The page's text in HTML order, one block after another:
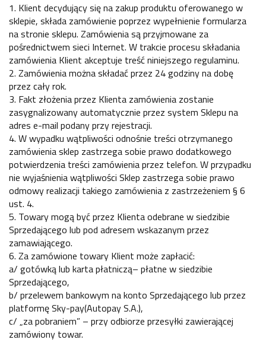
1. Klient decydujący się na zakup produktu oferowanego w
sklepie, składa zamówienie poprzez wypełnienie formularza
na stronie sklepu. Zamówienia są przyjmowane za
pośrednictwem sieci Internet. W trakcie procesu składania
zamówienia Klient akceptuje treść niniejszego regulaminu.
2. Zamówienia można składać przez 24 godziny na dobę
przez cały rok.
3. Fakt złożenia przez Klienta zamówienia zostanie
zasygnalizowany automatycznie przez system Sklepu na
adres e-mail podany przy rejestracji.
4. W wypadku wątpliwości odnośnie treści otrzymanego
zamówienia sklep zastrzega sobie prawo dodatkowego
potwierdzenia treści zamówienia przez telefon. W przypadku
nie wyjaśnienia wątpliwości Sklep zastrzega sobie prawo
odmowy realizacji takiego zamówienia z zastrzeżeniem § 6
ust. 4.
5. Towary mogą być przez Klienta odebrane w siedzibie
Sprzedającego lub pod adresem wskazanym przez
zamawiającego.
6. Za zamówione towary Klient może zapłacić:
a/ gotówką lub karta płatniczą– płatne w siedzibie
Sprzedającego,
b/ przelewem bankowym na konto Sprzedającego lub przez
platformę Sky-pay(Autopay S.A.),
c/ „za pobraniem” – przy odbiorze przesyłki zawierającej
zamówiony towar.